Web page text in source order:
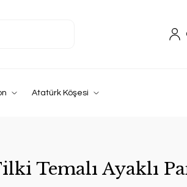
Atatürk Köşesi
Temalı Ayaklı